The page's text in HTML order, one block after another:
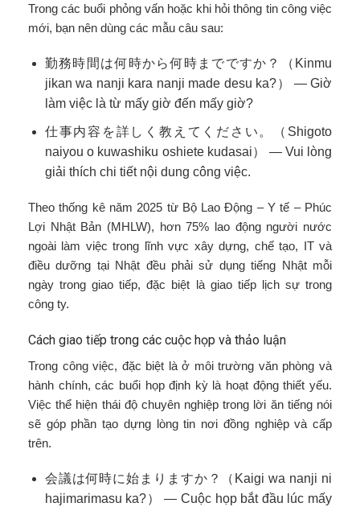
Trong các buổi phỏng vấn hoặc khi hỏi thông tin công việc
mới, bạn nên dùng các mẫu câu sau:
勤務時間は何時から何時までですか？（Kinmu
jikan wa nanji kara nanji made desu ka?） — Giờ
làm việc là từ mấy giờ đến mấy giờ?
仕事内容を詳しく教えてください。（Shigoto
naiyou o kuwashiku oshiete kudasai） — Vui lòng
giải thích chi tiết nội dung công việc.
Theo thống kê năm 2025 từ Bộ Lao Động – Y tế – Phúc
Lợi Nhật Bản (MHLW), hơn 75% lao động người nước
ngoài làm việc trong lĩnh vực xây dựng, chế tạo, IT và
điều dưỡng tại Nhật đều phải sử dụng tiếng Nhật mỗi
ngày trong giao tiếp, đặc biệt là giao tiếp lịch sự trong
công ty.
Cách giao tiếp trong các cuộc họp và thảo luận
Trong công việc, đặc biệt là ở môi trường văn phòng và
hành chính, các buổi họp định kỳ là hoạt động thiết yếu.
Việc thể hiện thái độ chuyên nghiệp trong lời ăn tiếng nói
sẽ góp phần tạo dựng lòng tin nơi đồng nghiệp và cấp
trên.
会議は何時に始まりますか？（Kaigi wa nanji ni
hajimarimasu ka?） — Cuộc họp bắt đầu lúc mấy